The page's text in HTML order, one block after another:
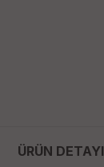
ÜRÜN DETAYI